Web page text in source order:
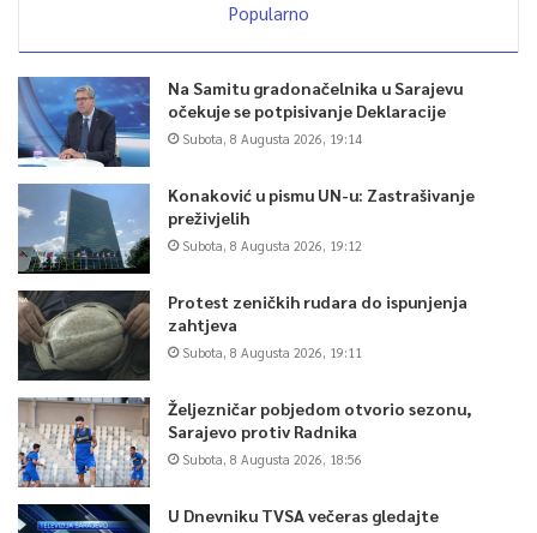
Popularno
Na Samitu gradonačelnika u Sarajevu
očekuje se potpisivanje Deklaracije
Subota, 8 Augusta 2026, 19:14
Konaković u pismu UN-u: Zastrašivanje
preživjelih
Subota, 8 Augusta 2026, 19:12
Protest zeničkih rudara do ispunjenja
zahtjeva
Subota, 8 Augusta 2026, 19:11
Željezničar pobjedom otvorio sezonu,
Sarajevo protiv Radnika
Subota, 8 Augusta 2026, 18:56
U Dnevniku TVSA večeras gledajte